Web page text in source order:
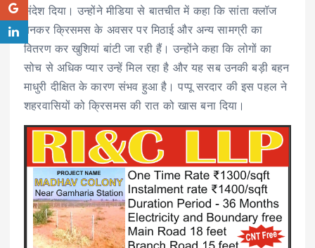
संदेश दिया। उन्होंने मीडिया से बातचीत में कहा कि सांता क्लॉज
बनकर क्रिसमस के अवसर पर मिठाई और अन्य सामग्री का
वितरण कर खुशियां बांटी जा रही हैं। उन्होंने कहा कि लोगों का
सोच से अधिक प्यार उन्हें मिल रहा है और यह सब उनकी बड़ी बहन
माधुरी दीक्षित के कारण संभव हुआ है। पप्पू सरदार की इस पहल ने
शहरवासियों को क्रिसमस की रात को खास बना दिया।